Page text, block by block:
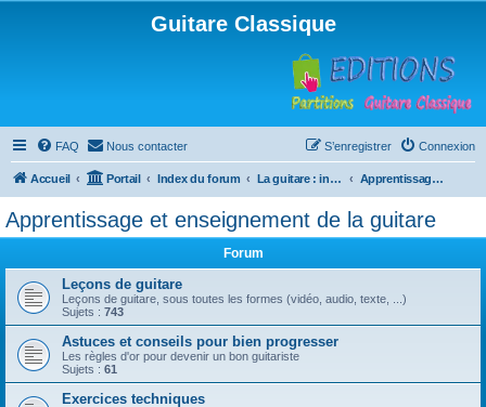
Guitare Classique
FAQ Nous contacter Connexion
S’enregistrer
Accueil Portail Index du forum La guitare : instrument, cours et théorie Apprentissage et enseignement de la guitare
Apprentissage et enseignement de la guitare
Forum
Leçons de guitare
Leçons de guitare, sous toutes les formes (vidéo, audio, texte, ...)
Sujets : 743
Astuces et conseils pour bien progresser
Les règles d'or pour devenir un bon guitariste
Sujets : 61
Exercices techniques